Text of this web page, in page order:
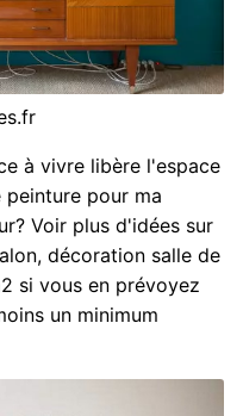
à vivre libère l'espace
pour ma
Voir plus d'idées sur
décoration salle de
si vous en prévoyez
un minimum